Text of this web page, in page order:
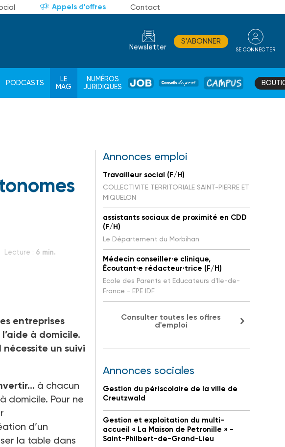
Appels d'offres Contact
Newsletter
S'ABONNER
SE CONNECTER
PODCASTS
LE
MAG
NUMÉROS
JURIDIQUES
JOB
DE
CAMPUS
Lecture : 6 min.
entreprises
à domicile.
un suivi
à chacun
domicile. Pour ne
d’un
la table dans
Annonces emploi
Travailleur social (F/H)
COLLECTIVITE TERRITORIALE SAINT-PIERRE ET
MIQUELON
assistants sociaux de proximité en CDD
(F/H)
Le Département du Morbihan
Médecin conseiller·e clinique,
Écoutant·e rédacteur·trice (F/H)
Ecole des Parents et Educateurs d'Ile-de-
France - EPE IDF
Consulter toutes les offres
d'emploi
Annonces sociales
Gestion du périscolaire de la ville de
Creutzwald
Gestion et exploitation du multi-
accueil « La Maison de Petronille » -
Saint-Philbert-de-Grand-Lieu